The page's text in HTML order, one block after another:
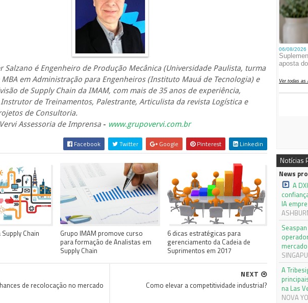
Salzano é Engenheiro de Produção Mecânica (Universidade Paulista, turma
MBA em Administração para Engenheiros (Instituto Mauá de Tecnologia) e
de Supply Chain da IMAM, com mais de 35 anos de experiência,
de Treinamentos, Palestrante, Articulista da revista Logística e
de Consultoria.
Assessoria de Imprensa- www.grupovervi.com.br
Facebook Twitter Google Pinterest Linkedin
Chain
Grupo IMAM promove curso
para formação de Analistas em
Supply Chain
6 dicas estratégicas para
gerenciamento da Cadeia de
Suprimentos em 2017
NEXT
Como elevar a competitividade industrial?
de recolocação no mercado
Notícias
News
A
IA
A
na Las
NOVA